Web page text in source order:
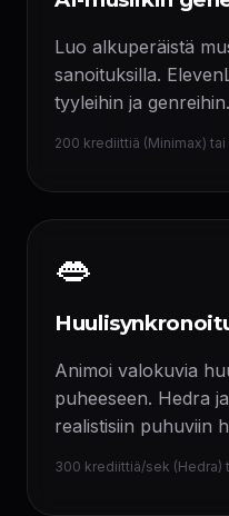
Luo alkuperäistä
sanoituksilla.
tyyleihin ja genreihin.
200 krediittiä (Minimax)
👄
Animoi valokuvia
puheeseen. Hedra
realistisiin puhuviin
300 krediittiä/sek (Hedra)